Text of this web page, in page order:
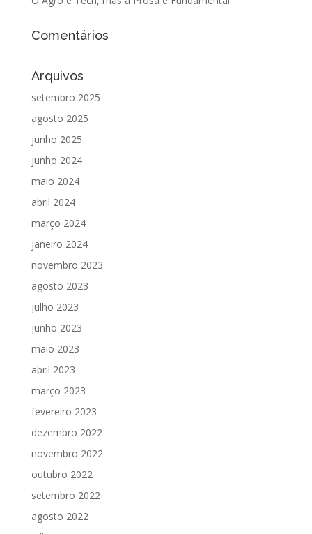
Comentários
Arquivos
setembro 2025
agosto 2025
junho 2025
junho 2024
maio 2024
abril 2024
março 2024
janeiro 2024
novembro 2023
agosto 2023
julho 2023
junho 2023
maio 2023
abril 2023
março 2023
fevereiro 2023
dezembro 2022
novembro 2022
outubro 2022
setembro 2022
agosto 2022